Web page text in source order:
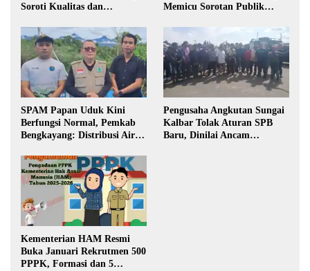
Soroti Kualitas dan
Pembangunan
Memicu Sorotan Publik
SPAM Papan Uduk Kini
Berfungsi Normal, Pemkab
Bengkayang: Distribusi Air
Warga
Pengusaha Angkutan Sungai
Kalbar Tolak Aturan SPB
Baru, Dinilai Ancam
Kementerian HAM Resmi
Buka Januari Rekrutmen 500
PPPK, Formasi dan 5